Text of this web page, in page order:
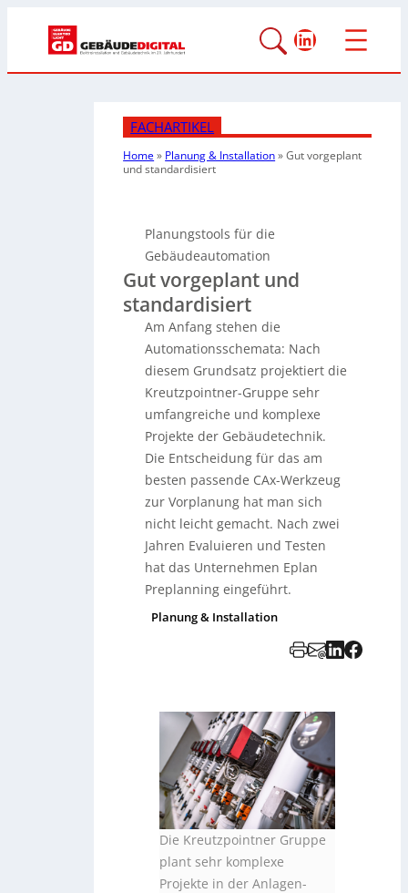
LinkedIn
FACHARTIKEL
Home» Planung & Installation»Gut vorgeplant
und standardisiert
Planungstools für die
Gebäudeautomation
Gut vorgeplant und
standardisiert
Am Anfang stehen die
Automationsschemata: Nach
diesem Grundsatz projektiert die
Kreutzpointner-Gruppe sehr
umfangreiche und komplexe
Projekte der Gebäudetechnik.
Die Entscheidung für das am
besten passende CAx-Werkzeug
zur Vorplanung hat man sich
nicht leicht gemacht. Nach zwei
Jahren Evaluieren und Testen
hat das Unternehmen Eplan
Preplanning eingeführt.
Planung & Installation
Die Kreutzpointner Gruppe
plant sehr komplexe
Projekte in der Anlagen-